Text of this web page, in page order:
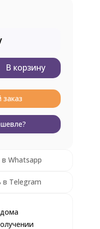
В корзину
Whatsapp
в Telegram